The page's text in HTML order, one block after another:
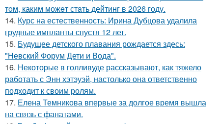
тoм, каким можeт стaть дейтинг в 2026 году.
14. Курс на естественность: Ирина Дубцова удалила
грудные импланты спустя 12 лет.
15. Будущее детского плавания рождается здесь:
"Невский Форум Дети и Вода".
16. Некоторые в голливуде рассказывают, как тяжело
работать с Энн хэтэуэй, настолько она ответственно
подходит к своим ролям.
17. Елена Темникова впервые за долгое время вышла
на связь с фанатами.